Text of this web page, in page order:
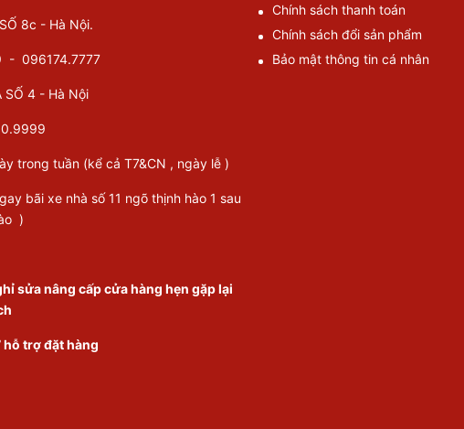
8c - Hà Nội.
- 096174.7777
SỐ 4 - Hà Nội
trong tuần (kể cả T7&CN , ngày lễ )
bãi xe nhà số 11 ngõ thịnh hào 1 sau
)
sửa nâng cấp cửa hàng hẹn gặp lại
hỗ trợ đặt hàng
Chính sách thanh toán
Chính sách đổi sản phẩm
Bảo mật thông tin cá nhân